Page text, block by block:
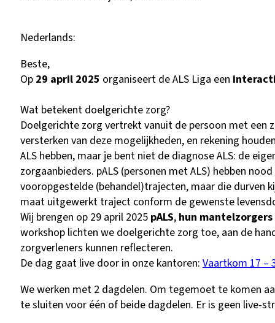
Nederlands:
Beste,
Op 29 april 2025 organiseert de ALS Liga een
Wat betekent doelgerichte zorg?
Doelgerichte zorg vertrekt vanuit de persoon met
versterken van deze mogelijkheden, en rekening
ALS hebben, maar je bent niet de diagnose ALS: de
zorgaanbieders. pALS (personen met ALS) hebben
vooropgestelde (behandel)trajecten, maar die durven
maat uitgewerkt traject conform de gewenste
Wij brengen op 29 april 2025 pALS, hun
workshop lichten we doelgerichte zorg toe, aan de
zorgverleners kunnen reflecteren.
De dag gaat live door in onze kantoren: Vaartkom 17 –
We werken met 2 dagdelen. Om tegemoet te komen
te sluiten voor één of beide dagdelen. Er is geen live-